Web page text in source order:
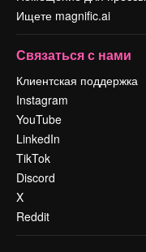
Ищете magnific.ai
Связаться с нами
Клиентская поддержка
Instagram
YouTube
LinkedIn
TikTok
Discord
X
Reddit